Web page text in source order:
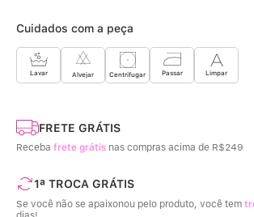
Cuidados com a peça
Lavar Alvejar Centrifugar Passar Limpar
FRETE GRÁTIS
Receba frete grátis nas compras acima de R$249
1ª TROCA GRÁTIS
Se você não se apaixonou pelo produto, você tem